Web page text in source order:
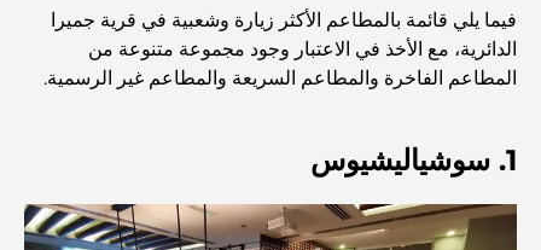
المطاعم الإيطالية في وسط مدينة دبي: تذوق إيطاليا في قلب
المدينة
صورها
الدليل الأمثل لمطاعم الطعام الفاخر في نخلة جميرا
فيما يلي قائمة بالمطاعم الأكثر زيارة وشعبية في قرية جميرا
الدائرية، مع الأخذ في الاعتبار وجود مجموعة متنوعة من
المطاعم الفاخرة والمطاعم السريعة والمطاعم غير الرسمية.
1. سوشياليشيوس